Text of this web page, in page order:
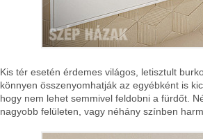
Kis tér esetén érdemes világos, letisztult
könnyen összenyomhatják az egyébként is
hogy nem lehet semmivel feldobni a fürdőt.
nagyobb felületen, vagy néhány színben